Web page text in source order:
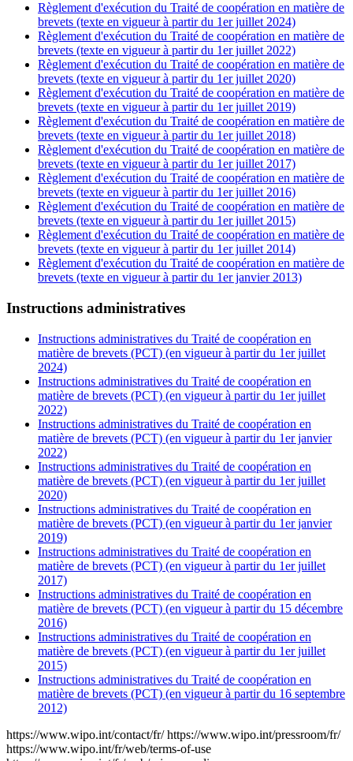
Règlement d'exécution du Traité de coopération en matière de
brevets (texte en vigueur à partir du 1er juillet 2024)
Règlement d'exécution du Traité de coopération en matière de
brevets (texte en vigueur à partir du 1er juillet 2022)
Règlement d'exécution du Traité de coopération en matière de
brevets (texte en vigueur à partir du 1er juillet 2020)
Règlement d'exécution du Traité de coopération en matière de
brevets (texte en vigueur à partir du 1er juillet 2019)
Règlement d'exécution du Traité de coopération en matière de
brevets (texte en vigueur à partir du 1er juillet 2018)
Règlement d'exécution du Traité de coopération en matière de
brevets (texte en vigueur à partir du 1er juillet 2017)
Règlement d'exécution du Traité de coopération en matière de
brevets (texte en vigueur à partir du 1er juillet 2016)
Règlement d'exécution du Traité de coopération en matière de
brevets (texte en vigueur à partir du 1er juillet 2015)
Règlement d'exécution du Traité de coopération en matière de
brevets (texte en vigueur à partir du 1er juillet 2014)
Règlement d'exécution du Traité de coopération en matière de
brevets (texte en vigueur à partir du 1er janvier 2013)
Instructions administratives
Instructions administratives du Traité de coopération en
matière de brevets (PCT) (en vigueur à partir du 1er juillet
2024)
Instructions administratives du Traité de coopération en
matière de brevets (PCT) (en vigueur à partir du 1er juillet
2022)
Instructions administratives du Traité de coopération en
matière de brevets (PCT) (en vigueur à partir du 1er janvier
2022)
Instructions administratives du Traité de coopération en
matière de brevets (PCT) (en vigueur à partir du 1er juillet
2020)
Instructions administratives du Traité de coopération en
matière de brevets (PCT) (en vigueur à partir du 1er janvier
2019)
Instructions administratives du Traité de coopération en
matière de brevets (PCT) (en vigueur à partir du 1er juillet
2017)
Instructions administratives du Traité de coopération en
matière de brevets (PCT) (en vigueur à partir du 15 décembre
2016)
Instructions administratives du Traité de coopération en
matière de brevets (PCT) (en vigueur à partir du 1er juillet
2015)
Instructions administratives du Traité de coopération en
matière de brevets (PCT) (en vigueur à partir du 16 septembre
2012)
https://www.wipo.int/contact/fr/ https://www.wipo.int/pressroom/fr/
https://www.wipo.int/fr/web/terms-of-use